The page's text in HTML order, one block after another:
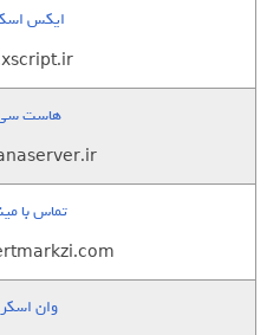
ایکس
هاست
تماس با
وان